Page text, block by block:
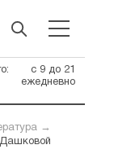
с 9 до 21
ежедневно
→
Дашковой